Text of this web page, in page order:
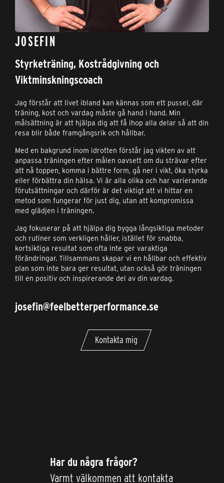
JOSEFIN
Styrketräning, Kostrådgivning och
Viktminskningscoach
Jag förstår att livet ibland kan kännas som ett pussel, där
träning, kost och vardag måste gå hand i hand. Min
målsättning är att hjälpa dig att få ihop alla delar så att din
resa blir både framgångsrik och hållbar.
Med en bakgrund inom idrotten förstår jag vikten av att
anpassa träningen efter målen oavsett om du strävar efter
att nå toppen, komma i bättre form, gå ner i vikt, öka styrka
eller förbättra din hälsa. Vi är alla olika och har varierande
förutsättningar och därför är det viktigt att vi hittar en
metod som fungerar för just dig, utan att kompromissa
med glädjen i träningen.
Jag fokuserar på att hjälpa dig bygga långsiktiga metoder
och rutiner som verkligen håller, istället för snabba,
kortsiktiga resultat som ofta inte ger varaktiga
förändringar. Tillsammans skapar vi en hållbar och effektiv
plan som inte bara ger resultat, utan också gör träningen
till en positiv och inspirerande del av din vardag.
josefin@feelbetterperformance.se
Kontakta mig
Har du några frågor?
Varmt välkommen att kontakta